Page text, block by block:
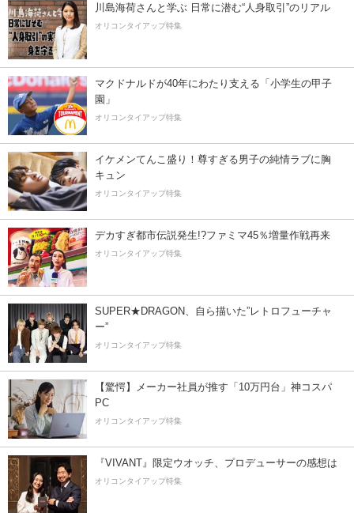
川島海荷さんと学ぶ 日常に潜む“人身取引”のリアル
オリコンタイアップ特集
マクドナルドが40年にわたり支える「小学生の甲子
園」
オリコンタイアップ特集
イケメンてんこ盛り！尊すぎる男子の純情ラブに胸
キュン
オリコンタイアップ特集
デカすぎ都市伝説発生!?ファミマ45％増量作戦再来
オリコンタイアップ特集
SUPER★DRAGON、自ら描いた”レトロフューチャ
ー”
オリコンタイアップ特集
【驚愕】メーカー社員が推す「10万円台」神コスパ
PC
オリコンタイアップ特集
『VIVANT』限定ウオッチ、プロデューサーの感想は
オリコンタイアップ特集